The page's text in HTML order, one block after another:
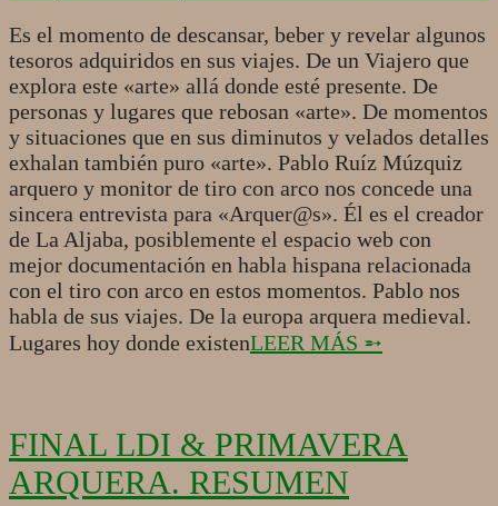
Es el momento de descansar, beber y revelar algunos
tesoros adquiridos en sus viajes. De un Viajero que
explora este «arte» allá donde esté presente. De
personas y lugares que rebosan «arte». De momentos
y situaciones que en sus diminutos y velados detalles
exhalan también puro «arte». Pablo Ruíz Múzquiz
arquero y monitor de tiro con arco nos concede una
sincera entrevista para «Arquer@s». Él es el creador
de La Aljaba, posiblemente el espacio web con
mejor documentación en habla hispana relacionada
con el tiro con arco en estos momentos. Pablo nos
habla de sus viajes. De la europa arquera medieval.
Lugares hoy donde existenLEER MÁS ➵
FINAL LDI & PRIMAVERA
ARQUERA. RESUMEN